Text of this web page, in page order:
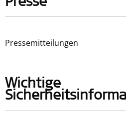
Presse
Pressemitteilungen
Wichtige